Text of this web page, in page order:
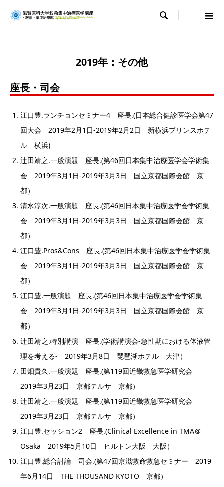

2019年：その他
座長・司会
江口豊.ランチョンセミナー4 座長.(日本総合健診医学会第47
回大会 2019年2月1日-2019年2月2日 新横浜プリンスホテ
ル 横浜)
辻田靖之.一般演題 座長.(第46回日本集中治療医学会学術集
会 2019年3月1日-2019年3月3日 国立京都国際会館 京
都）
清水淳次.一般演題 座長.(第46回日本集中治療医学会学術集
会 2019年3月1日-2019年3月3日 国立京都国際会館 京
都）
江口豊.Pros&Cons 座長.(第46回日本集中治療医学会学術集
会 2019年3月1日-2019年3月3日 国立京都国際会館 京
都）
江口豊.一般演題 座長.(第46回日本集中治療医学会学術集
会 2019年3月1日-2019年3月3日 国立京都国際会館 京
都）
辻田靖之.特別講演 座長.(学術講演会-急性期における体液管
理を考える- 2019年3月8日 琵琶湖ホテル 大津）
田畑貴久.一般演題 座長.(第119回近畿救急医学研究会
2019年3月23日 京都テルサ 京都）
辻田靖之.一般演題 座長.(第119回近畿救急医学研究会
2019年3月23日 京都テルサ 京都）
江口豊.セッション2 座長.(Clinical Excellence in TMA＠
Osaka 2019年5月10日 ヒルトン大阪 大阪）
江口豊.総合討論 司会.(第47回京滋救命救急セミナー 2019
年6月14日 THE THOUSAND KYOTO 京都）